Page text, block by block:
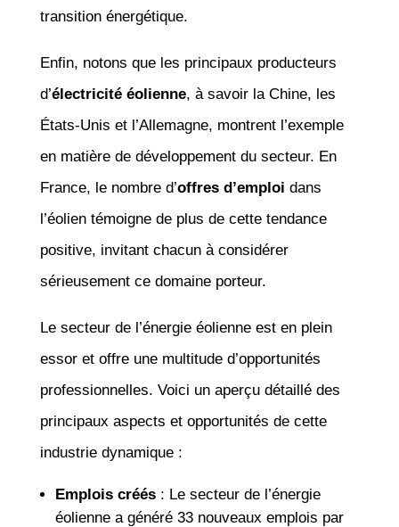
transition énergétique.
Enfin, notons que les principaux producteurs
d’électricité éolienne, à savoir la Chine, les
États-Unis et l’Allemagne, montrent l’exemple
en matière de développement du secteur. En
France, le nombre d’offres d’emploi dans
l’éolien témoigne de plus de cette tendance
positive, invitant chacun à considérer
sérieusement ce domaine porteur.
Le secteur de l’énergie éolienne est en plein
essor et offre une multitude d’opportunités
professionnelles. Voici un aperçu détaillé des
principaux aspects et opportunités de cette
industrie dynamique :
Emplois créés: Le secteur de l’énergie
éolienne a généré 33 nouveaux emplois par